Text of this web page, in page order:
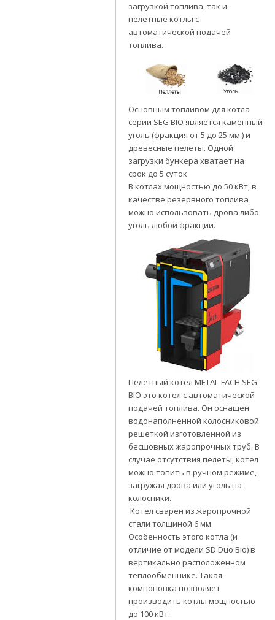
загрузкой топлива, так и
пелетные котлы с
автоматической подачей
топлива.
Основным топливом для котла
серии SEG BIO является каменный
уголь (фракция от 5 до 25 мм.) и
древесные пелеты. Одной
загрузки бункера хватает на
срок до 5 суток
В котлах мощностью до 50 кВт, в
качестве резервного топлива
можно использовать дрова либо
уголь любой фракции.
Пелетный котел METAL-FACH SEG
BIO это котел с автоматической
подачей топлива. Он оснащен
водонаполненной колосниковой
решеткой изготовленной из
бесшовных жаропрочных труб. В
случае отсутствия пелеты, котел
можно топить в ручном режиме,
загружая дрова или уголь на
колосники.
Котел сварен из жаропрочной
стали толщиной 6 мм.
Особенность этого котла (и
отличие от модели SD Duo Bio) в
вертикально расположенном
теплообменнике. Такая
компоновка позволяет
производить котлы мощностью
до 100 кВт.